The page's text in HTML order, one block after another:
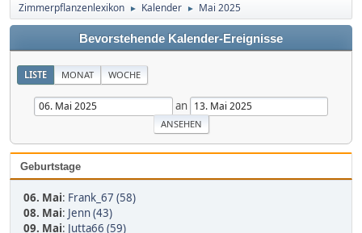
Zimmerpflanzenlexikon ► Kalender ► Mai 2025
Bevorstehende Kalender-Ereignisse
LISTE MONAT WOCHE
an
Geburtstage
06. Mai: Frank_67 (58)
08. Mai: Jenn (43)
09. Mai: Jutta66 (59)